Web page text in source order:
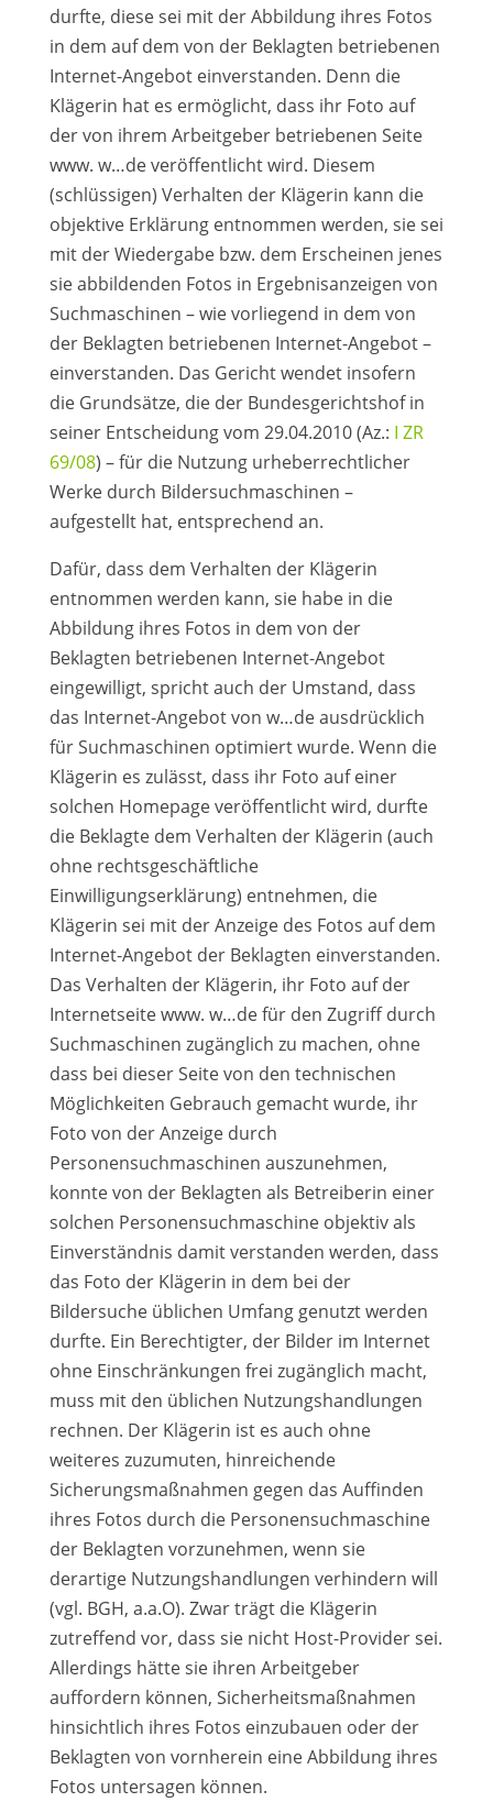
durfte, diese sei mit der Abbildung ihres Fotos
in dem auf dem von der Beklagten betriebenen
Internet-Angebot einverstanden. Denn die
Klägerin hat es ermöglicht, dass ihr Foto auf
der von ihrem Arbeitgeber betriebenen Seite
www. w…de veröffentlicht wird. Diesem
(schlüssigen) Verhalten der Klägerin kann die
objektive Erklärung entnommen werden, sie sei
mit der Wiedergabe bzw. dem Erscheinen jenes
sie abbildenden Fotos in Ergebnisanzeigen von
Suchmaschinen – wie vorliegend in dem von
der Beklagten betriebenen Internet-Angebot –
einverstanden. Das Gericht wendet insofern
die Grundsätze, die der Bundesgerichtshof in
seiner Entscheidung vom 29.04.2010 (Az.: I ZR
69/08) – für die Nutzung urheberrechtlicher
Werke durch Bildersuchmaschinen –
aufgestellt hat, entsprechend an.
Dafür, dass dem Verhalten der Klägerin
entnommen werden kann, sie habe in die
Abbildung ihres Fotos in dem von der
Beklagten betriebenen Internet-Angebot
eingewilligt, spricht auch der Umstand, dass
das Internet-Angebot von w…de ausdrücklich
für Suchmaschinen optimiert wurde. Wenn die
Klägerin es zulässt, dass ihr Foto auf einer
solchen Homepage veröffentlicht wird, durfte
die Beklagte dem Verhalten der Klägerin (auch
ohne rechtsgeschäftliche
Einwilligungserklärung) entnehmen, die
Klägerin sei mit der Anzeige des Fotos auf dem
Internet-Angebot der Beklagten einverstanden.
Das Verhalten der Klägerin, ihr Foto auf der
Internetseite www. w…de für den Zugriff durch
Suchmaschinen zugänglich zu machen, ohne
dass bei dieser Seite von den technischen
Möglichkeiten Gebrauch gemacht wurde, ihr
Foto von der Anzeige durch
Personensuchmaschinen auszunehmen,
konnte von der Beklagten als Betreiberin einer
solchen Personensuchmaschine objektiv als
Einverständnis damit verstanden werden, dass
das Foto der Klägerin in dem bei der
Bildersuche üblichen Umfang genutzt werden
durfte. Ein Berechtigter, der Bilder im Internet
ohne Einschränkungen frei zugänglich macht,
muss mit den üblichen Nutzungshandlungen
rechnen. Der Klägerin ist es auch ohne
weiteres zuzumuten, hinreichende
Sicherungsmaßnahmen gegen das Auffinden
ihres Fotos durch die Personensuchmaschine
der Beklagten vorzunehmen, wenn sie
derartige Nutzungshandlungen verhindern will
(vgl. BGH, a.a.O). Zwar trägt die Klägerin
zutreffend vor, dass sie nicht Host-Provider sei.
Allerdings hätte sie ihren Arbeitgeber
auffordern können, Sicherheitsmaßnahmen
hinsichtlich ihres Fotos einzubauen oder der
Beklagten von vornherein eine Abbildung ihres
Fotos untersagen können.